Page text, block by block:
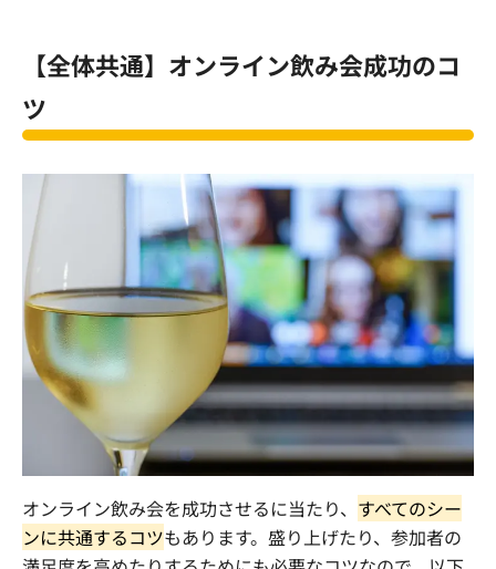
【全体共通】オンライン飲み会成功のコ
ツ
オンライン飲み会を成功させるに当たり、 すべてのシー
ンに共通するコツもあります。盛り上げたり、参加者の